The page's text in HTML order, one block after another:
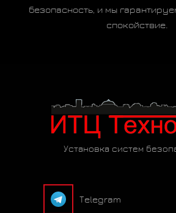
безопасность, и мы
спокойствие.
Установка систем
Telegram